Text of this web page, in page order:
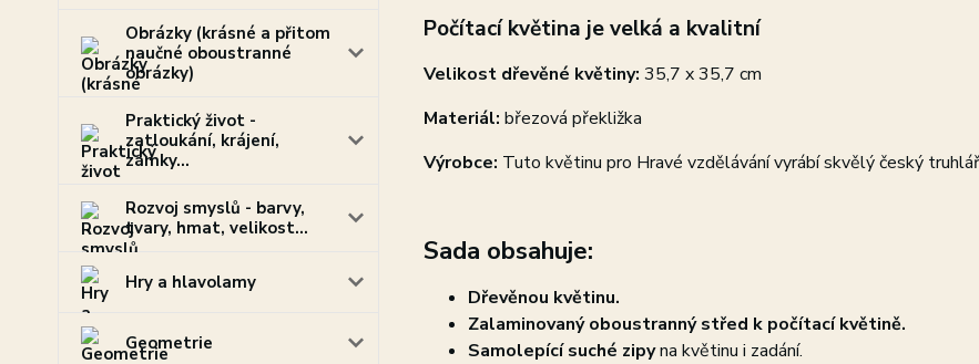
Obrázky (krásné a přitom
naučné oboustranné
obrázky)
Praktický život -
zatloukání, krájení,
zámky...
Rozvoj smyslů - barvy,
tvary, hmat, velikost...
Hry a hlavolamy
Geometrie
Počítací květina je velká a kvalitní
Velikost dřevěné květiny: 35,7 x 35,7 cm
Materiál: březová překližka
Výrobce: Tuto květinu pro Hravé vzdělávání vyrábí skvělý český
Sada obsahuje:
Dřevěnou květinu.
Zalaminovaný oboustranný střed k počítací květině.
Samolepící suché zipyna květinu i zadání.